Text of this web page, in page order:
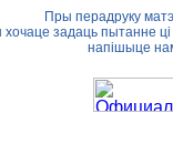
Пры перадруку
хочаце задаць пытанне
напішыце